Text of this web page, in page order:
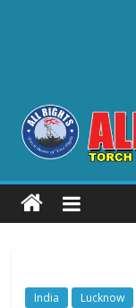
ALL
Bearer
India Lucknow